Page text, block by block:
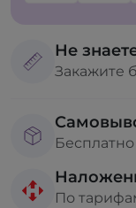
Не
Закажите
По